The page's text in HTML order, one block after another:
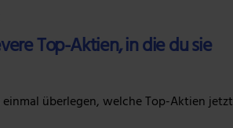
Top-Aktien, in die du sie
überlegen, welche Top-Aktien jetzt